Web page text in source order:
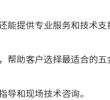
提供专业服务和技术支
助客户选择最适合的五
和现场技术咨询。